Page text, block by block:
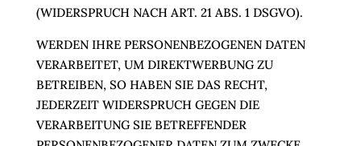
(WIDERSPRUCH NACH ART. 21 ABS. 1 DSGVO).
WERDEN IHRE PERSONENBEZOGENEN DATEN
VERARBEITET, UM DIREKTWERBUNG ZU
BETREIBEN, SO HABEN SIE DAS RECHT,
JEDERZEIT WIDERSPRUCH GEGEN DIE
VERARBEITUNG SIE BETREFFENDER